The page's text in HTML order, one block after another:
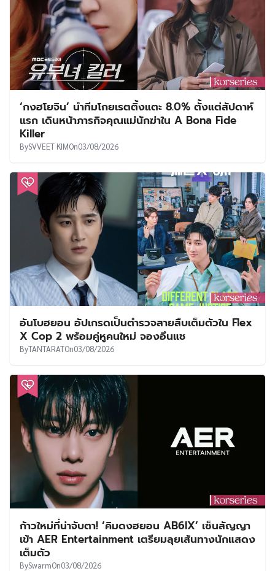
‘กงฮโยจิน’ นำทีมโกยเรตติ้งแตะ 8.0% ตั้งแต่สัปดาห์
แรก เดินหน้าภารกิจคุณแม่นักฆ่าใน A Bona Fide
Killer
BySVVEET KIMOn03/08/2026
อันโบฮยอน อัปเกรดเป็นตำรวจสายสืบเต็มตัวใน Flex
X Cop 2 พร้อมคู่หูคนใหม่ จองอึนแช
ByTANTARATOn03/08/2026
ก้าวใหม่ที่น่าจับตา! ‘คิมดงฮยอน AB6IX’ เซ็นสัญญา
เข้า AER Entertainment เตรียมลุยเส้นทางนักแสดง
เต็มตัว
BySwarmOn03/08/2026